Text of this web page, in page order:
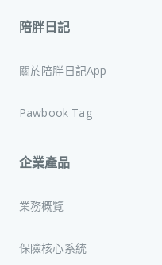
陪胖日記
關於陪胖日記App
Pawbook Tag
企業產品
業務概覽
保險核心系統